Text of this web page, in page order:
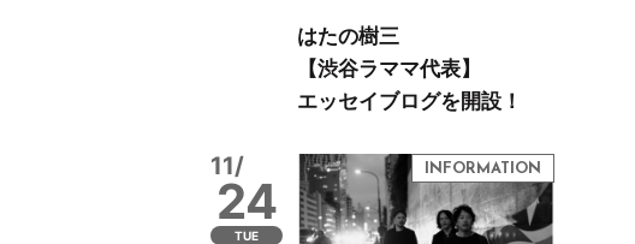
はたの樹三
【渋谷ラママ代表】
エッセイブログを開設！
11/
24
TUE